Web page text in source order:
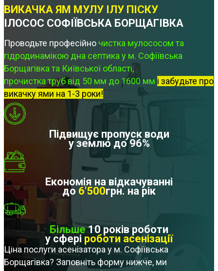
ВИКАЧКА ЯМ МУЛУ ІЛУ ПІСКУ
ІЛОСОС СОФІЇВСЬКА БОРЩАГІВКА
Проводьте професійно чистка мулососом та
гідродинамікою дна септика у м. Софіївська
Борщагівка та Київської області,
прочистка труб від 50 мм до 1600 мм і забудьте про
викачку ями на 1-3 роки!
Підвищує пропуск води
у землю до 96%
Економія на відкачуванні
до 6'500грн. на рік
Більше10 років роботи
у сфері роботи асенізації
Ціна послуги асенізатора у м. Софіївська
Борщагівка? Заповніть форму нижче, ми